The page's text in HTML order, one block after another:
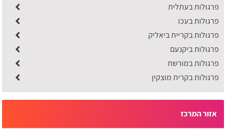
פרגולות בעתלית
פרגולות בעכו
פרגולות בקריית ביאליק
פרגולות ביקנעם
פרגולות במורשת
פרגולות בקרית מוצקין
אזור המרכז